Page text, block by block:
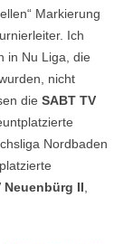
Markierung
Ich
in Nu Liga, die
nicht
die SABT TV
Nordbaden
Neuenbürg II